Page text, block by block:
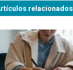
relacionados